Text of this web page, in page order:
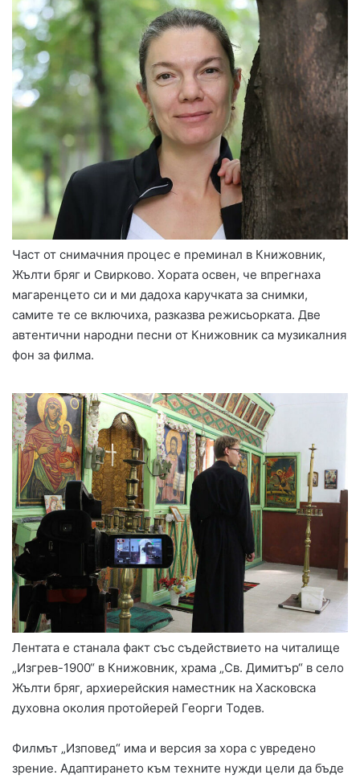
Част от снимачния процес е преминал в Книжовник,
Жълти бряг и Свирково. Хората освен, че впрегнаха
магаренцето си и ми дадоха каручката за снимки,
самите те се включиха, разказва режисьорката. Две
автентични народни песни от Книжовник са музикалния
фон за филма.
Лентата е станала факт със съдействието на читалище
„Изгрев-1900“ в Книжовник, храма „Св. Димитър“ в село
Жълти бряг, архиерейския наместник на Хасковска
духовна околия протойерей Георги Тодев.
Филмът „Изповед“ има и версия за хора с увредено
зрение. Адаптирането към техните нужди цели да бъде